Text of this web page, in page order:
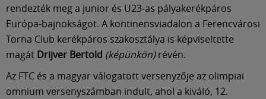
rendezték meg a junior és U23-as pályakerékpáros
Európa-bajnokságot. A kontinensviadalon a Ferencvárosi
Torna Club kerékpáros szakosztálya is képviseltette
magát Drijver Bertold (képünkön)révén.
Az FTC és a magyar válogatott versenyzője az olimpiai
omnium versenyszámban indult, ahol a kiváló, 12.
Közösség
Múzeum
English